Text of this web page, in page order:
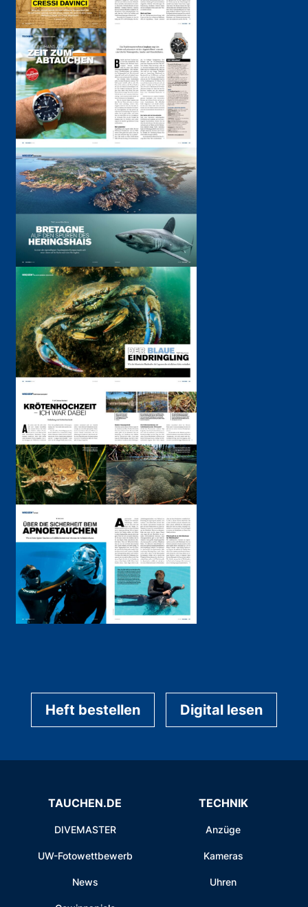
Heft bestellen Digital lesen
TAUCHEN.DE
DIVEMASTER
UW-Fotowettbewerb
News
TECHNIK
Anzüge
Kameras
Uhren